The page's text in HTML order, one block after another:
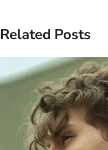
Related Posts